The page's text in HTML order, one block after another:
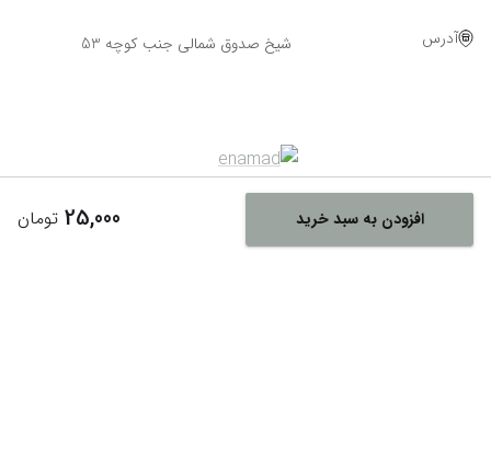
افزودن به سبد خرید 25,000 تومان
آدرس شیخ صدوق شمالی جنب کوچه 53